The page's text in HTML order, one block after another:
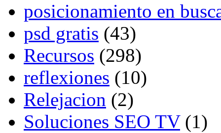
posicionamiento en
psd gratis (43)
Recursos (298)
reflexiones (10)
Relejacion (2)
Soluciones SEO TV(1)